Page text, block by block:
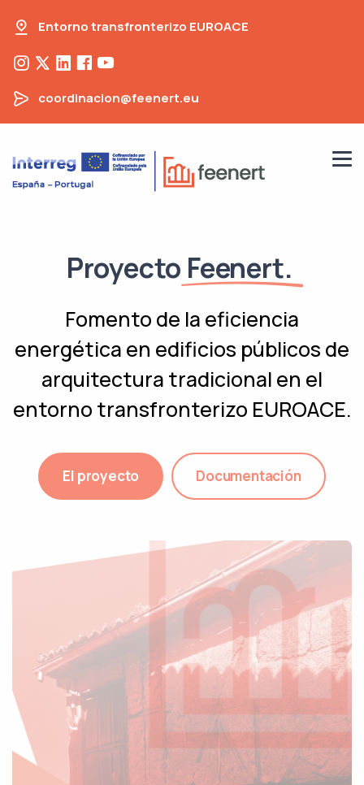
Entorno transfronterizo EUROACE
coordinacion@feenert.eu
Proyecto Feenert.
Fomento de la eficiencia
energética en edificios públicos de
arquitectura tradicional en el
entorno transfronterizo EUROACE.
El proyecto Documentación